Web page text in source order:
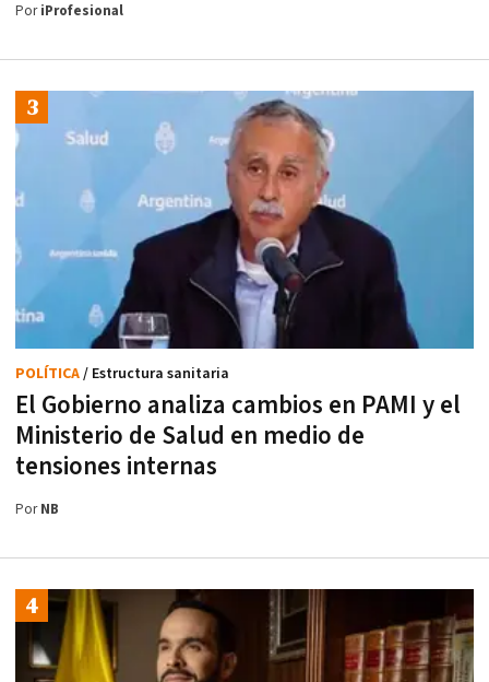
PoriProfesional
El Gobierno analiza cambios en PAMI y el
Ministerio de Salud en medio de
tensiones internas
POLÍTICA/ Estructura sanitaria
PorNB